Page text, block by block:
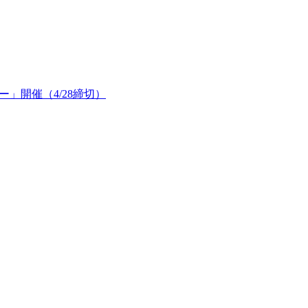
」開催（4/28締切）